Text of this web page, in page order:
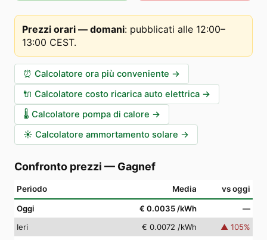
Prezzi orari — domani: pubblicati alle 12:00–
13:00 CEST.
⏰ Calcolatore ora più conveniente →
🔌 Calcolatore costo ricarica auto elettrica →
🌡️ Calcolatore pompa di calore →
☀️ Calcolatore ammortamento solare →
Confronto prezzi — Gagnef
Periodo Media vs oggi
Oggi € 0.0035 /kWh
—
Ieri
€ 0.0072 /kWh ▲ 105%